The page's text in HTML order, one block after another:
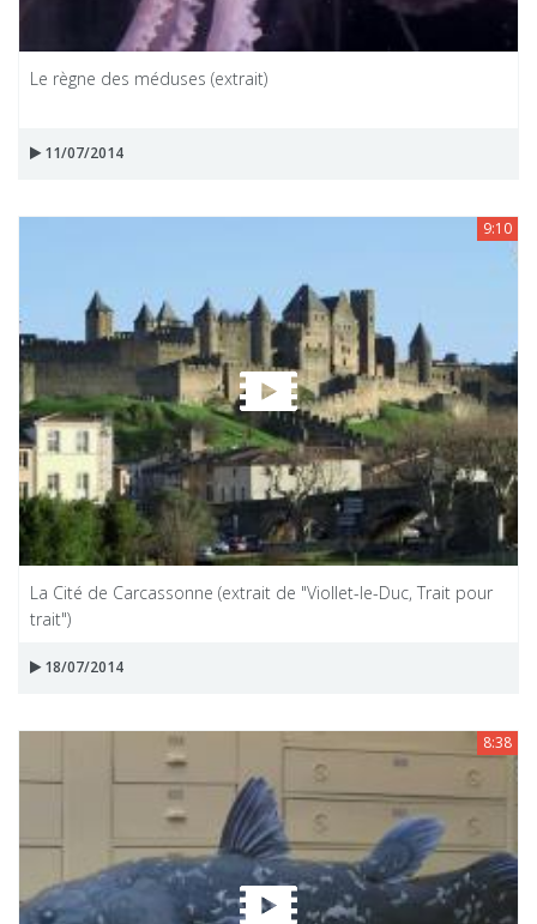
Le règne des méduses (extrait)
11/07/2014
9:10
La Cité de Carcassonne (extrait de "Viollet-le-Duc, Trait pour
trait")
18/07/2014
8:38